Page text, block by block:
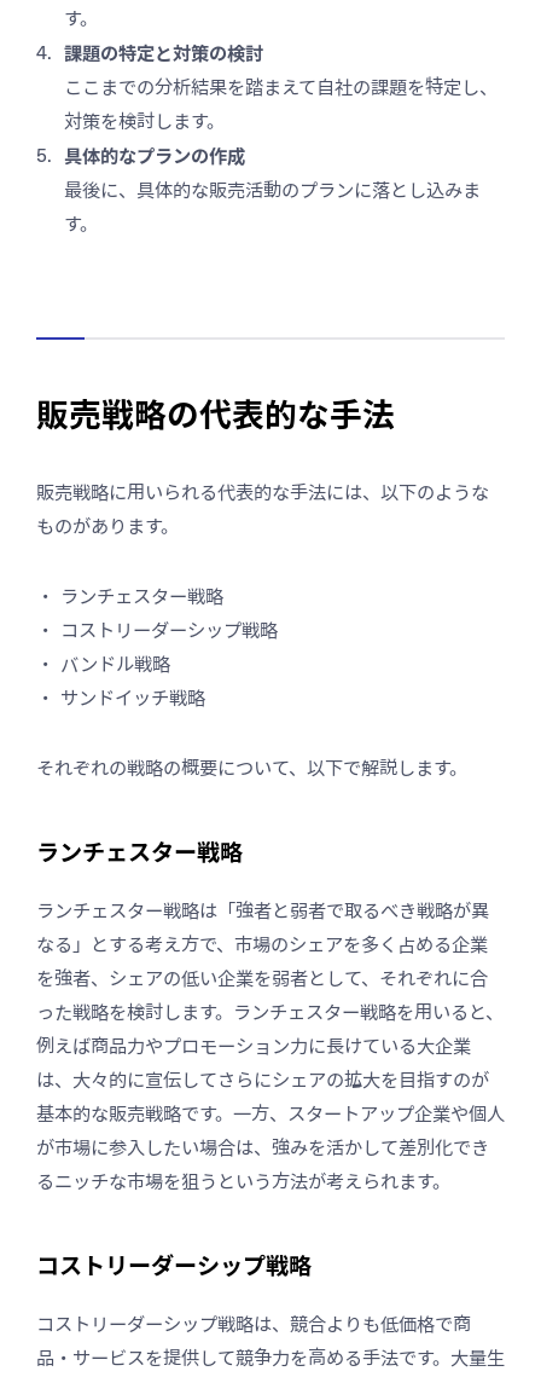
す。
課題の特定と対策の検討
ここまでの分析結果を踏まえて自社の課題を特定し、
対策を検討します。
具体的なプランの作成
最後に、具体的な販売活動のプランに落とし込みま
す。
販売戦略の代表的な手法
販売戦略に用いられる代表的な手法には、以下のような
ものがあります。
ランチェスター戦略
コストリーダーシップ戦略
バンドル戦略
サンドイッチ戦略
それぞれの戦略の概要について、以下で解説します。
ランチェスター戦略
ランチェスター戦略は「強者と弱者で取るべき戦略が異
なる」とする考え方で、市場のシェアを多く占める企業
を強者、シェアの低い企業を弱者として、それぞれに合
った戦略を検討します。ランチェスター戦略を用いると、
例えば商品力やプロモーション力に長けている大企業
は、大々的に宣伝してさらにシェアの拡大を目指すのが
基本的な販売戦略です。一方、スタートアップ企業や個人
が市場に参入したい場合は、強みを活かして差別化でき
るニッチな市場を狙うという方法が考えられます。
コストリーダーシップ戦略
コストリーダーシップ戦略は、競合よりも低価格で商
品・サービスを提供して競争力を高める手法です。大量生